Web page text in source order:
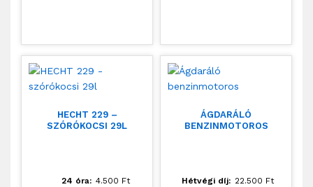
HECHT 229 –
SZÓRÓKOCSI 29L
24 óra: 4.500 Ft
ÁGDARÁLÓ
BENZINMOTOROS
Hétvégi díj: 22.500 Ft